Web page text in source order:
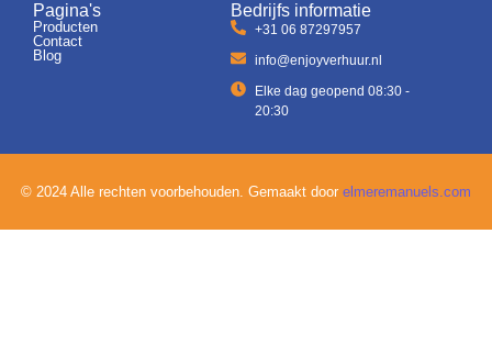
Pagina's
Producten
Contact
Blog
Bedrijfs informatie
+31 06 87297957
info@enjoyverhuur.nl
Elke dag geopend 08:30 -
20:30
© 2024 Alle rechten voorbehouden. Gemaakt door elmeremanuels.com